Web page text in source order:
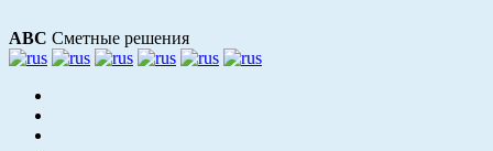
АВС Сметные решения